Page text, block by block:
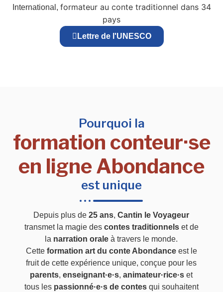
International, formateur au conte traditionnel dans 34
pays
Lettre de l'UNESCO
Pourquoi la
formation conteur·se
en ligne Abondance
est unique
Depuis plus de25 ans,Cantin le Voyageur
transmet la magie des contes traditionnelset de
la narration orale à travers le monde.
Cette formation art du conte Abondanceest le
fruit de cette expérience unique, conçue pour les
parents,enseignant·e·s,animateur·rice·s et
tous les passionné·e·s de contesqui souhaitent